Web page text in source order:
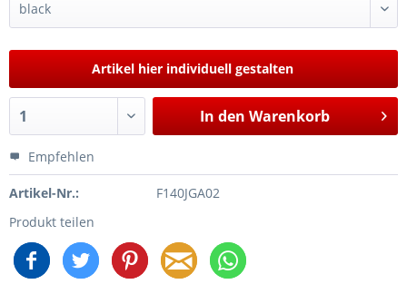
Artikel hier individuell gestalten
In den Warenkorb
Empfehlen
Artikel-Nr.:
F140JGA02
Produkt teilen